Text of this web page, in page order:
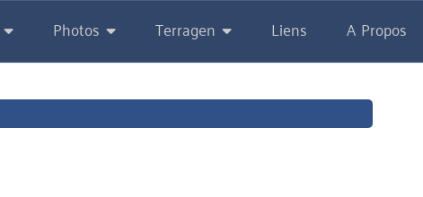
Photos Terragen Liens A Propos